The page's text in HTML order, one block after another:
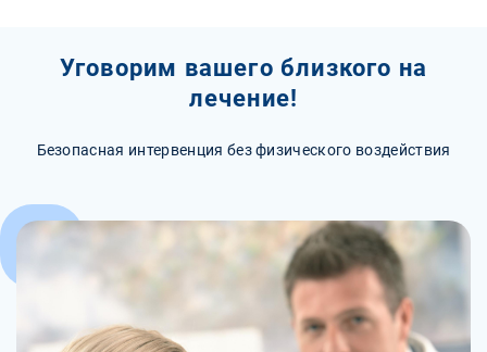
Уговорим вашего близкого на
лечение!
Безопасная интервенция без физического воздействия